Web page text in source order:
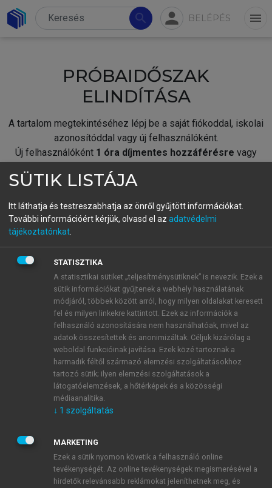
search person BELÉPÉS menu
PRÓBAIDŐSZAK
ELINDÍTÁSA
A tartalom megtekintéséhez lépj be a saját fiókoddal, iskolai
azonosítóddal vagy új felhasználóként.
Új felhasználóként 1 óra díjmentes hozzáférésre vagy
fiókoddal,vagy hozz létre új fiókot.
A regisztráció után apróbaidőszakautomatikusan
BELÉPÉS SAJÁT FIÓKKAL
ÚJ FIÓK LÉTREHOZÁSA
1 óra díjmentes hozzáférés
E-MAIL-CÍM
JELSZÓ
JELSZÓ ÚJRA
SÜTIK LISTÁJA
Itt láthatja és testreszabhatja az önről gyűjtött információkat.
További információért kérjük, olvasd el az adatvédelmi
tájékoztatónkat
STATISZTIKA
A statisztikai sütiket „teljesítménysütiknek” is nevezik. Ezek a
sütik információkat gyűjtenek a webhely használatának
módjáról, többek között arról, hogy milyen oldalakat keresett
fel és milyen linkekre kattintott. Ezek az információk a
felhasználó azonosítására nem használhatóak, mivel az
adatok összesítettek és anonimizáltak. Céljuk kizárólag a
weboldal funkcióinak javítása. Ezek közé tartoznak a
harmadik féltől származó elemzési szolgáltatásokhoz
tartozó sütik; ilyen elemzési szolgáltatások a
látogatóelemzések, a hőtérképek és a közösségi
médiaanalitika.
↓ 1 szolgáltatás
MARKETING
Ezek a sütik nyomon követik a felhasználó online
tevékenységét. Az online tevékenységek megismerésével a
hirdetők relevánsabb reklámokat jeleníthetnek meg, és